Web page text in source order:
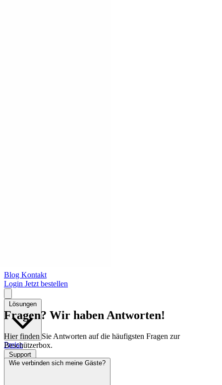
Blog Kontakt
Login Jetzt bestellen
Lösungen
Preise
Support
Fragen? Wir haben Antworten!
Hier finden Sie Antworten auf die häufigsten Fragen zur
Beschützerbox.
Wie verbinden sich meine Gäste?